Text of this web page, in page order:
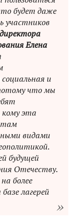
будет даже
участников
Елена
и
что мы
эта
видами
будущей
Отечеству.
более
лагерей